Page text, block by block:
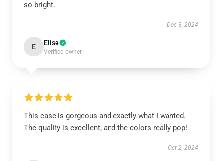
so bright.
Dec 3, 2024
E Elise
Verified owner
This case is gorgeous and exactly what I wanted.
The quality is excellent, and the colors really pop!
Oct 2, 2024